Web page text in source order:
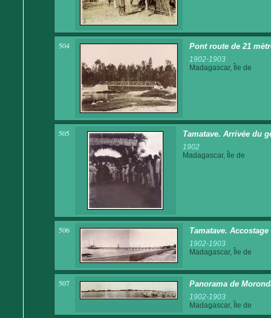
504 Pont route de 21
1902-1903
Madagascar, Île de
505 Tamatave. Arrivée du
1902
Madagascar, Île de
506 Tamatave.
1902-1903
Madagascar, Île de
507 Panorama de
1902-1903
Madagascar, Île de